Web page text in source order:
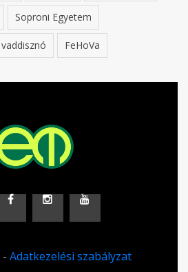
Soproni Egyetem
vaddisznó FeHoVa
- Adatkezelési szabályzat